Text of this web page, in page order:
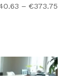
– €373.75